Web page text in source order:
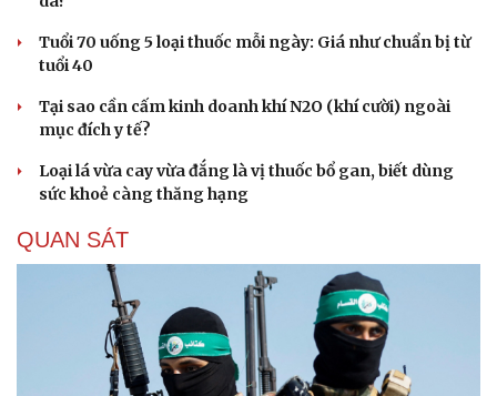
Tuổi 70 uống 5 loại thuốc mỗi ngày: Giá như chuẩn bị từ
tuổi 40
Tại sao cần cấm kinh doanh khí N2O (khí cười) ngoài
mục đích y tế?
Loại lá vừa cay vừa đắng là vị thuốc bổ gan, biết dùng
sức khoẻ càng thăng hạng
QUAN SÁT